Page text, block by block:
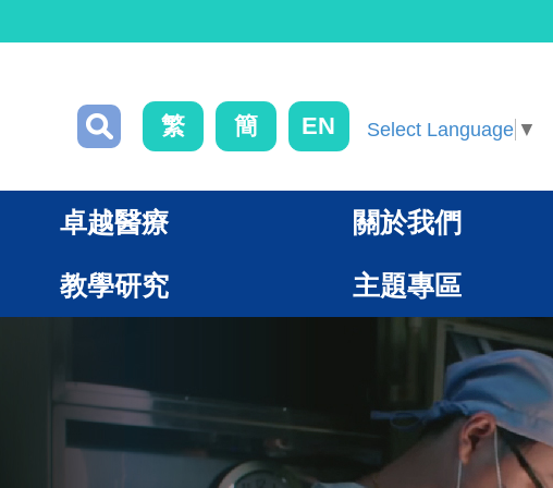
繁 簡 EN Select Language ▼
卓越醫療 關於我們
教學研究 主題專區